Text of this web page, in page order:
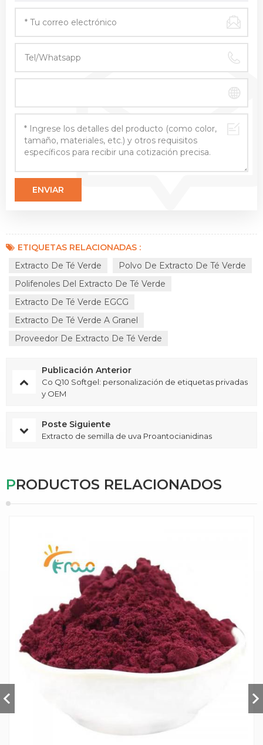
ETIQUETAS RELACIONADAS :
Extracto De Té Verde
Polvo De Extracto De Té Verde
Polifenoles Del Extracto De Té Verde
Extracto De Té Verde EGCG
Extracto De Té Verde A Granel
Proveedor De Extracto De Té Verde
Publicación Anterior
Co Q10 Softgel: personalización de etiquetas privadas
y OEM
Poste Siguiente
Extracto de semilla de uva Proantocianidinas
PRODUCTOS RELACIONADOS